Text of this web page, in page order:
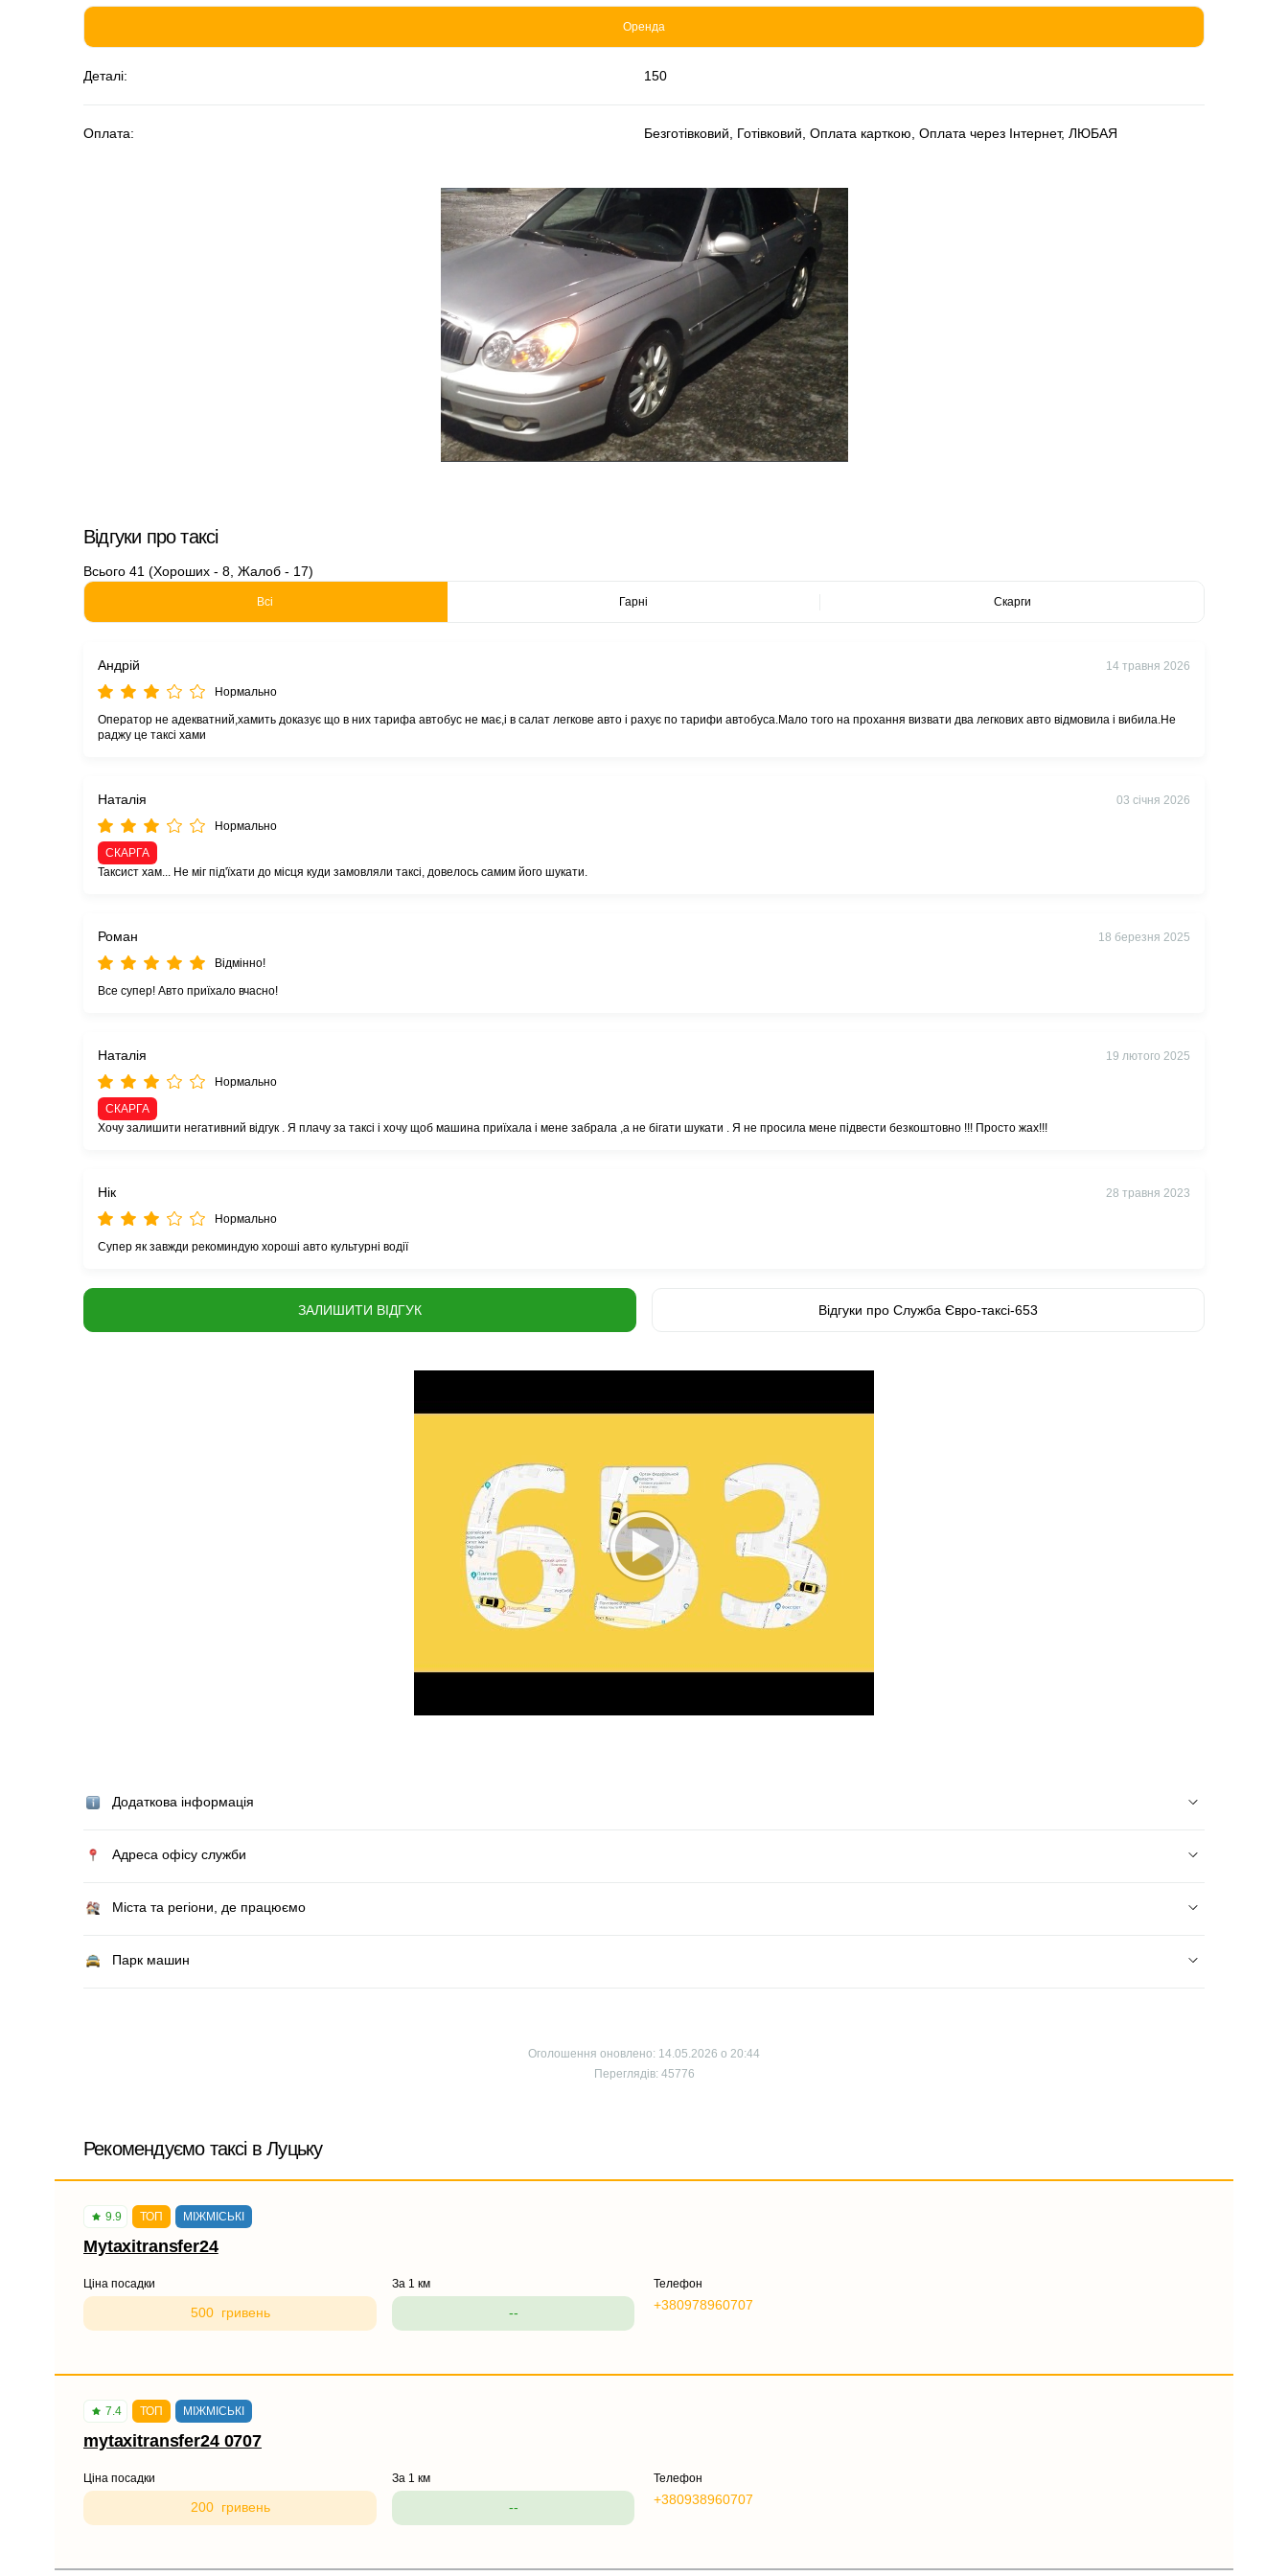
Оренда
Деталі: 150
Оплата: Безготівковий, Готівковий, Оплата карткою, Оплата через Інтернет, ЛЮБАЯ
Відгуки про таксі
Всього 41 (Хороших - 8, Жалоб - 17)
Всі Гарні Скарги
Андрій
14 травня 2026
Нормально
Оператор не адекватний,хамить доказує що в них тарифа автобус не має,і в салат легкове авто і рахує по тарифи автобуса.Мало того на прохання визвати два легкових авто відмовила і вибила.Не
раджу це таксі хами
Наталія
03 січня 2026
Нормально
СКАРГА
Таксист хам... Не міг під'їхати до місця куди замовляли таксі, довелось самим його шукати.
Роман
18 березня 2025
Відмінно!
Все супер! Авто приїхало вчасно!
Наталія
19 лютого 2025
Нормально
СКАРГА
Хочу залишити негативний відгук . Я плачу за таксі і хочу щоб машина приїхала і мене забрала ,а не бігати шукати . Я не просила мене підвести безкоштовно !!! Просто жах!!!
Нік
28 травня 2023
Нормально
Супер як завжди рекоминдую хороші авто культурні водії
ЗАЛИШИТИ ВІДГУК Відгуки про Служба Євро-таксі-653
Додаткова інформація
Адреса офісу служби
Міста та регіони, де працюємо
Парк машин
Оголошення оновлено: 14.05.2026 о 20:44
Переглядів: 45776
Рекомендуємо таксі в Луцьку
9.9 ТОП МІЖМІСЬКІ
Mytaxitransfer24
Ціна посадки
500 гривень
За 1 км
--
Телефон
+380978960707
7.4 ТОП МІЖМІСЬКІ
mytaxitransfer24 0707
Ціна посадки
200 гривень
За 1 км
--
Телефон
+380938960707